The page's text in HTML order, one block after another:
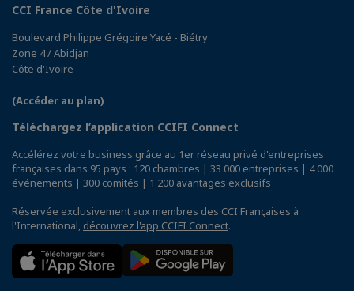
CCI France Côte d'Ivoire
Boulevard Philippe Grégoire Yacé - Biétry
Zone 4 / Abidjan
Côte d'Ivoire
(Accéder au plan)
Téléchargez l’application CCIFI Connect
Accélérez votre business grâce au 1er réseau privé d'entreprises
françaises dans 95 pays : 120 chambres | 33 000 entreprises | 4 000
événements | 300 comités | 1 200 avantages exclusifs
Réservée exclusivement aux membres des CCI Françaises à
l'International, découvrez l'app CCIFI Connect.